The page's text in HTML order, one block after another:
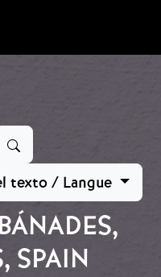
texto / Langue
SPAIN